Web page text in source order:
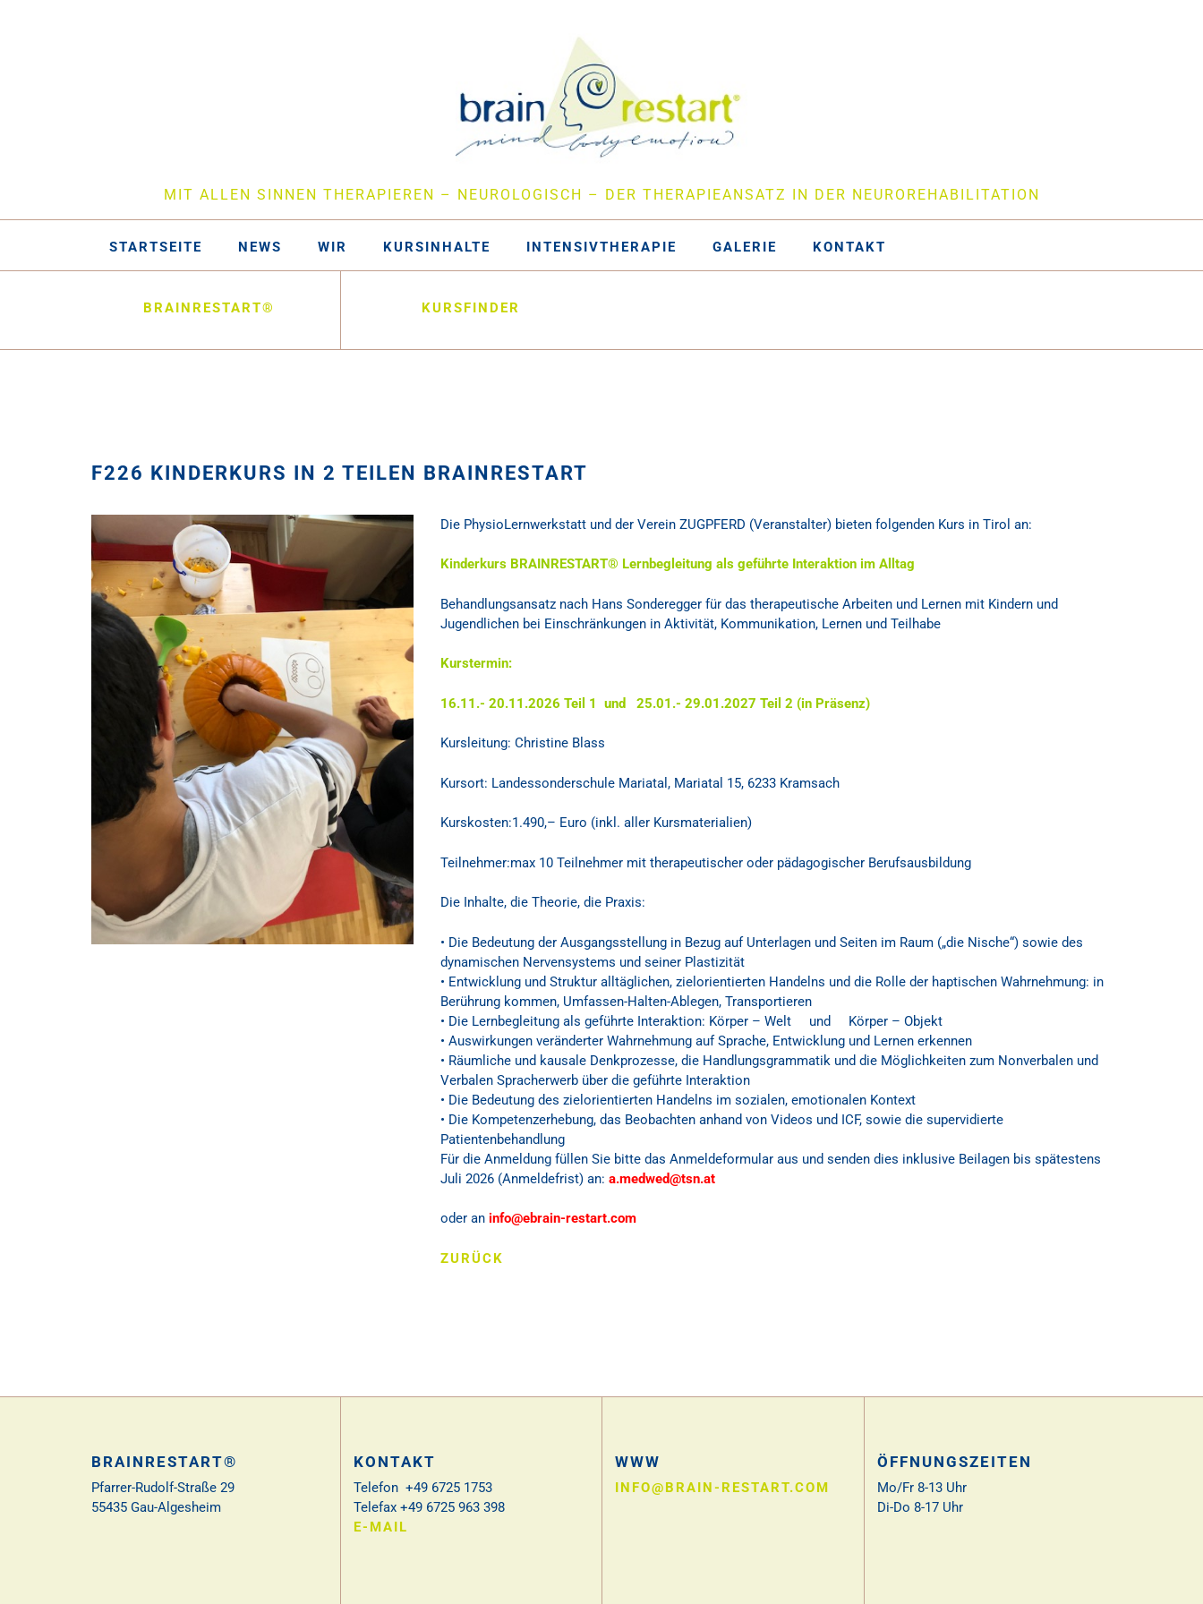
MIT ALLEN SINNEN THERAPIEREN – NEUROLOGISCH – DER THERAPIEANSATZ IN DER NEUROREHABILITATION
STARTSEITE NEWS WIR KURSINHALTE INTENSIVTHERAPIE GALERIE KONTAKT
BRAINRESTART® KURSFINDER
F226 KINDERKURS IN 2 TEILEN BRAINRESTART
Die PhysioLernwerkstatt und der Verein ZUGPFERD (Veranstalter) bieten folgenden Kurs in Tirol an:
Kinderkurs BRAINRESTART® Lernbegleitung als geführte Interaktion im Alltag
Behandlungsansatz nach Hans Sonderegger für das therapeutische Arbeiten und Lernen mit Kindern und
Jugendlichen bei Einschränkungen in Aktivität, Kommunikation, Lernen und Teilhabe
Kurstermin:
16.11.- 20.11.2026 Teil 1 und 25.01.- 29.01.2027 Teil 2 (in Präsenz)
Kursleitung: ​ Christine Blass
Kursort: ​Landessonderschule Mariatal, Mariatal 15, 6233 Kramsach
Kurskosten:1 .490,– Euro (inkl. aller Kursmaterialien)
Teilnehmer:max 10 Teilnehmer mit therapeutischer oder pädagogischer Berufsausbildung
Die Inhalte, die Theorie, die Praxis:
• Die Bedeutung der Ausgangsstellung in Bezug auf Unterlagen und Seiten im Raum („die Nische“) sowie des
dynamischen Nervensystems und seiner Plastizität
• Entwicklung und Struktur alltäglichen, zielorientierten Handelns und die Rolle der haptischen Wahrnehmung: in
Berührung kommen, Umfassen-Halten-Ablegen, Transportieren
• Die Lernbegleitung als geführte Interaktion: Körper – Welt und Körper – Objekt
• Auswirkungen veränderter Wahrnehmung auf Sprache, Entwicklung und Lernen erkennen
• Räumliche und kausale Denkprozesse, die Handlungsgrammatik und die Möglichkeiten zum Nonverbalen und
Verbalen Spracherwerb über die geführte Interaktion
• Die Bedeutung des zielorientierten Handelns im sozialen, emotionalen Kontext
• Die Kompetenzerhebung, das Beobachten anhand von Videos und ICF, sowie die supervidierte
Patientenbehandlung
Für die Anmeldung füllen Sie bitte das Anmeldeformular aus und senden dies inklusive Beilagen bis spätestens
Juli 2026 (Anmeldefrist) an: a.medwed@tsn.at
oder an info@ebrain-restart.com
ZURÜCK
BRAINRESTART®
Pfarrer-Rudolf-Straße 29
55435 Gau-Algesheim
KONTAKT
Telefon +49 6725 1753
Telefax +49 6725 963 398
E-MAIL
WWW
INFO@BRAIN-RESTART.COM
ÖFFNUNGSZEITEN
Mo/Fr 8-13 Uhr
Di-Do 8-17 Uhr